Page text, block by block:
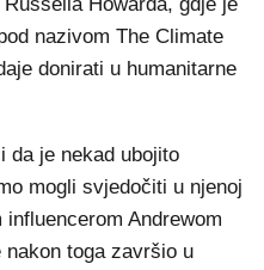
nazivom The Climate
donirati u humanitarne
da je nekad ubojito
mogli svjedočiti u njenoj
Andrewom
toga završio u